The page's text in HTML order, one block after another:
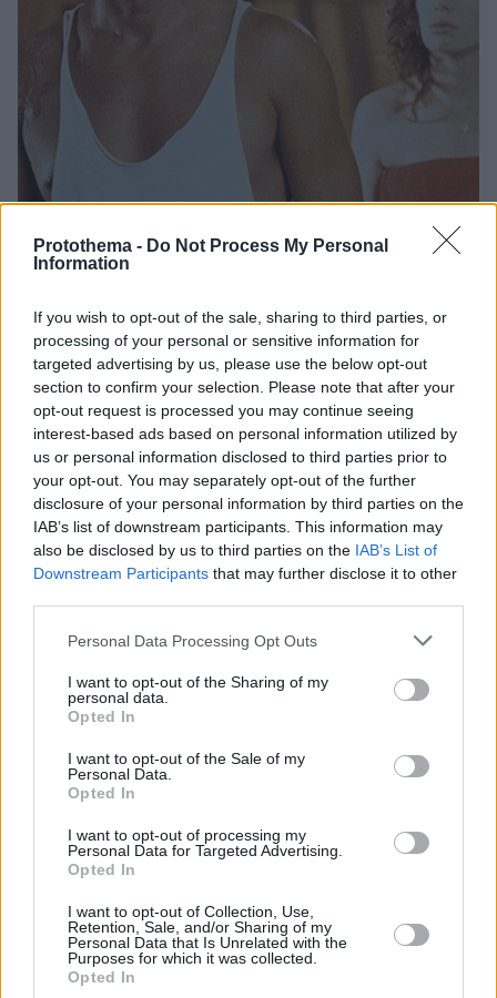
Protothema - Do Not Process My Personal
Information
If you wish to opt-out of the sale, sharing to third parties, or
processing of your personal or sensitive information for
targeted advertising by us, please use the below opt-out
section to confirm your selection. Please note that after your
opt-out request is processed you may continue seeing
interest-based ads based on personal information utilized by
us or personal information disclosed to third parties prior to
your opt-out. You may separately opt-out of the further
disclosure of your personal information by third parties on the
IAB’s list of downstream participants. This information may
also be disclosed by us to third parties on the IAB’s List of
Downstream Participants that may further disclose it to other
Please note that this website/app uses one or more Google
not limited to your visit or usage behaviour. You may click to
grant or deny consent to Google and its third-party tags to
use your data for below specified purposes in below Google
consent section.
Personal Data Processing Opt Outs
I want to opt-out of the Sharing of my
personal data.
Opted In
I want to opt-out of the Sale of my
Personal Data.
Opted In
I want to opt-out of processing my
Personal Data for Targeted Advertising.
Opted In
I want to opt-out of Collection, Use,
Retention, Sale, and/or Sharing of my
Personal Data that Is Unrelated with the
Purposes for which it was collected.
Opted In
Kelly LeBrock για τον πρώην σύζυγό της Steven Seagal
O ηθοποιός που είναι εκλεκτός του Πούτιν έχει
κατηγορηθεί από δεκάδες γυναίκες για σεξουαλική
παρενόχληση – Κατηγορίες δεν απαγγέλθηκαν
καθώς οι υποθέσεις είχαν παραγραφεί
26.12.2021, 10:58
17.12.2021, 10:44